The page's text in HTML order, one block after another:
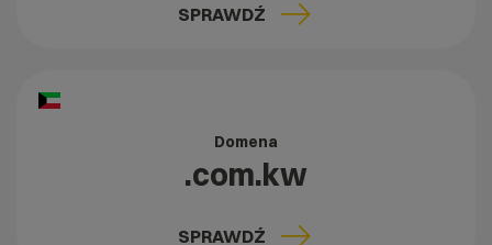
SPRAWDŹ
Domena
.com.kw
SPRAWDŹ